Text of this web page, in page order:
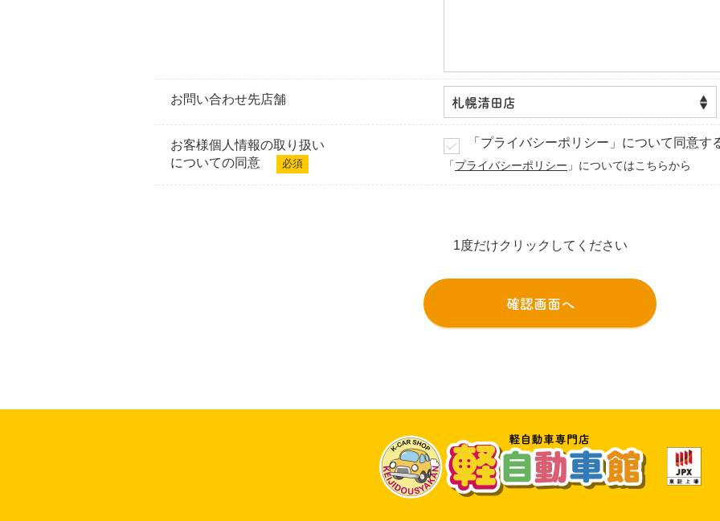
お問い合わせ先店舗
お客様個人情報の取り扱い
についての同意
必須
「プライバシーポリシー」について同意す
「プライバシーポリシー 」についてはこちらから
1度だけクリックしてください